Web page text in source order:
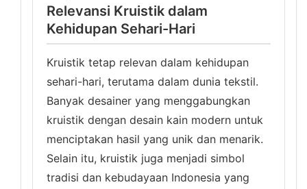
Relevansi Kruistik dalam
Kehidupan Sehari-Hari
Kruistik tetap relevan dalam kehidupan
sehari-hari, terutama dalam dunia tekstil.
Banyak desainer yang menggabungkan
kruistik dengan desain kain modern untuk
menciptakan hasil yang unik dan menarik.
Selain itu, kruistik juga menjadi simbol
tradisi dan kebudayaan Indonesia yang